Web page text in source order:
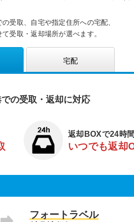
受取、自宅や指定住所への宅配、
受取・返却場所が選べます。
宅配
の受取・返却に対応
返却BOXで24時間
いつでも返却
フォートラベル